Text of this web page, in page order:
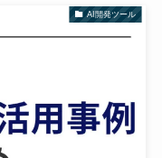
AI開発ツール